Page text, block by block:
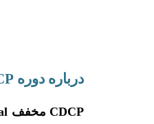
درباره دوره CDCP